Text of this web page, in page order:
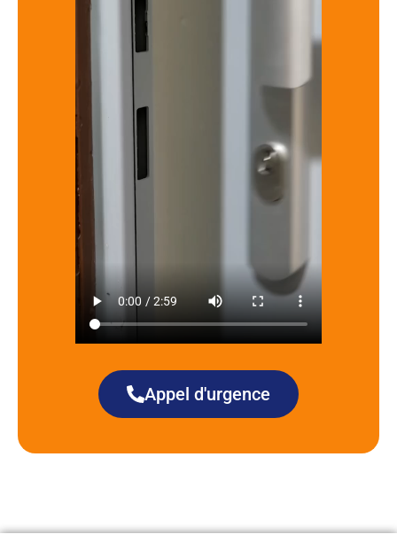
Appel d'urgence